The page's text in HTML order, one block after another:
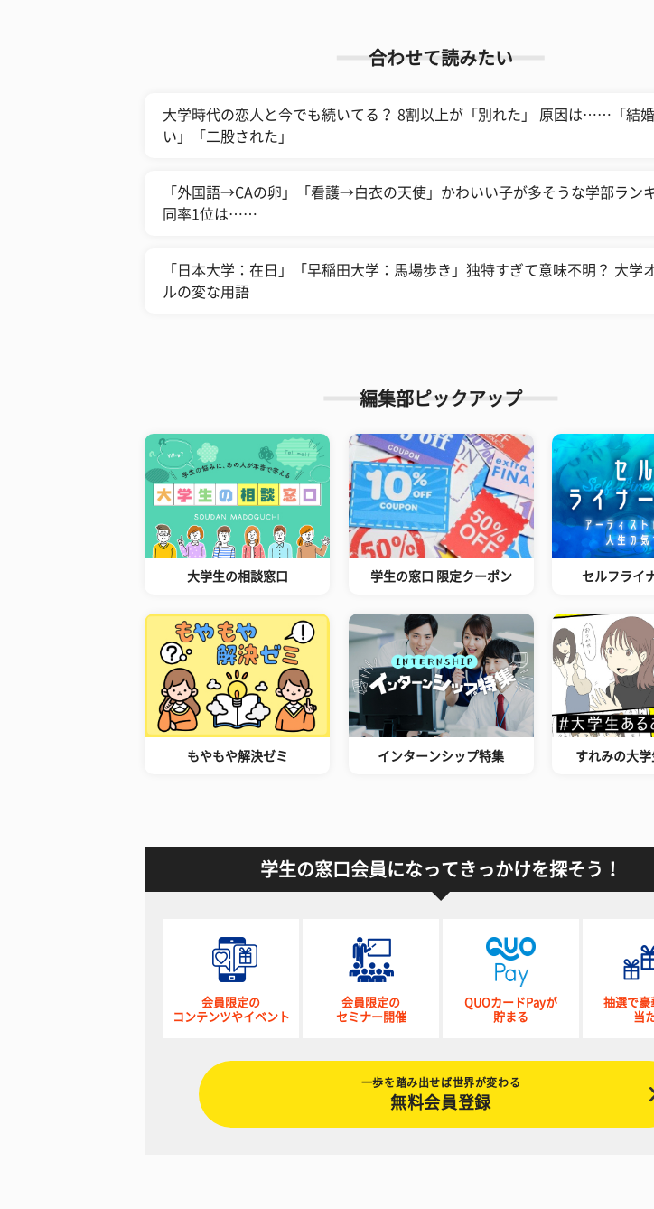
合わせて読みたい
大学時代の恋人と今でも続いてる？ 8割以上が「別れた」 原因は……「結
い」「二股された」
「外国語→CAの卵」「看護→白衣の天使」かわいい子が多そうな学部ラン
同率1位は……
「日本大学：在日」「早稲田大学：馬場歩き」独特すぎて意味不明？ 大学
ルの変な用語
編集部ピックアップ
大学生の相談窓口 学生の窓口 限定クーポン セルフライ
もやもや解決ゼミ インターンシップ特集 すれみの大
学生の窓口会員になってきっかけを探そう！
会員限定の
コンテンツやイベント
会員限定の
セミナー開催
QUOカードPayが
貯まる
抽選で豪
当
一歩を踏み出せば世界が変わる
無料会員登録